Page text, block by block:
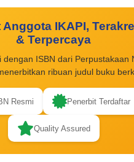
IKAPI,
& Terpercaya
dengan ISBN dari Perpustakaan
ribuan judul buku
Resmi Penerbit Terdaftar
Quality Assured